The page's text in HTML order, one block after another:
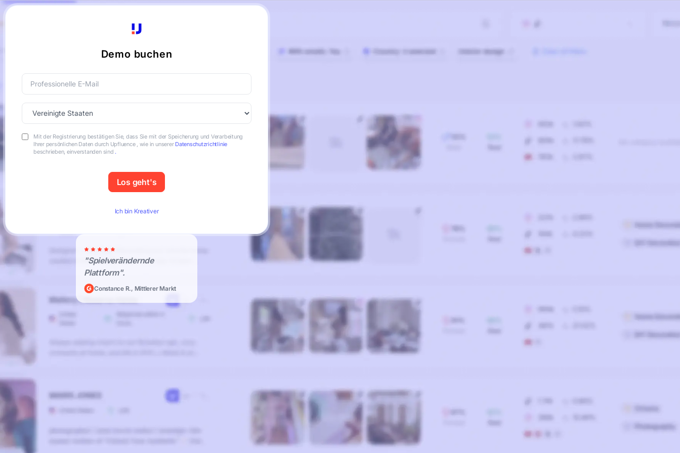
Demo buchen
Mit der Registrierung bestätigen Sie, dass Sie mit der Speicherung und Verarbeitung
Ihrer persönlichen Daten durch Upfluence , wie in unserer Datenschutzrichtlinie
beschrieben, einverstanden sind .
Ich bin Kreativer
"Spielverändernde
Plattform".
Constance R., Mittlerer Markt